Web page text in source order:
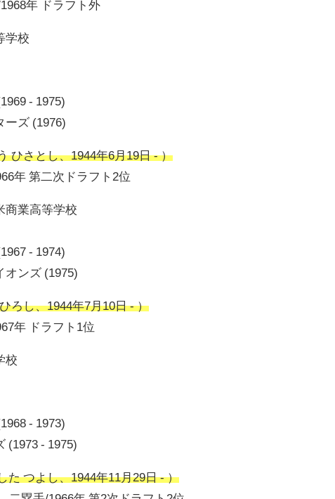
年 ドラフト外
学校
- 1975)
ーズ (1976)
ひさとし、1944年6月19日 - ）
年 第二次ドラフト2位
商業高等学校
- 1974)
オンズ (1975)
ろし、1944年7月10日 - ）
年 ドラフト1位
校
- 1973)
(1973 - 1975)
た つよし、1944年11月29日 - ）